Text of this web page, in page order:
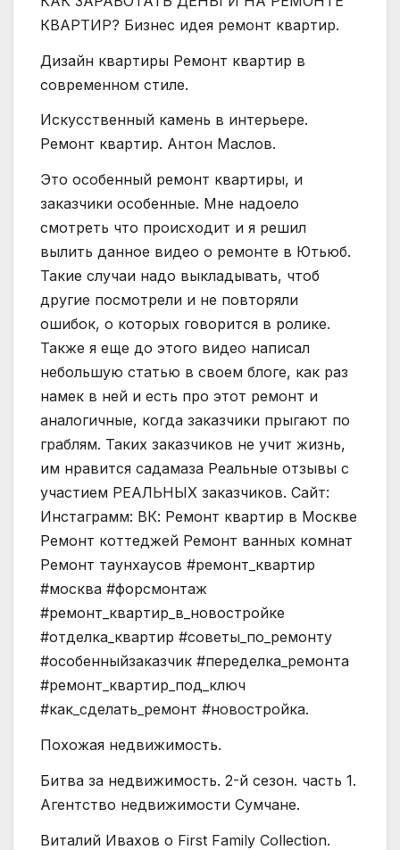
КВАРТИР? Бизнес идея ремонт квартир.
Дизайн квартиры Ремонт квартир в
современном стиле.
Искусственный камень в интерьере.
Ремонт квартир. Антон Маслов.
Это особенный ремонт квартиры, и
заказчики особенные. Мне надоело
смотреть что происходит и я решил
вылить данное видео о ремонте в Ютьюб.
Такие случаи надо выкладывать, чтоб
другие посмотрели и не повторяли
ошибок, о которых говорится в ролике.
Также я еще до этого видео написал
небольшую статью в своем блоге, как раз
намек в ней и есть про этот ремонт и
аналогичные, когда заказчики прыгают по
граблям. Таких заказчиков не учит жизнь,
им нравится садамаза Реальные отзывы с
участием РЕАЛЬНЫХ заказчиков. Сайт:
Инстаграмм: ВК: Ремонт квартир в Москве
Ремонт коттеджей Ремонт ванных комнат
Ремонт таунхаусов #ремонт_квартир
#москва #форсмонтаж
#ремонт_квартир_в_новостройке
#отделка_квартир #советы_по_ремонту
#особенныйзаказчик #переделка_ремонта
#ремонт_квартир_под_ключ
#как_сделать_ремонт #новостройка.
Похожая недвижимость.
Битва за недвижимость. 2-й сезон. часть 1.
Агентство недвижимости Сумчане.
Виталий Ивахов о First Family Collection.